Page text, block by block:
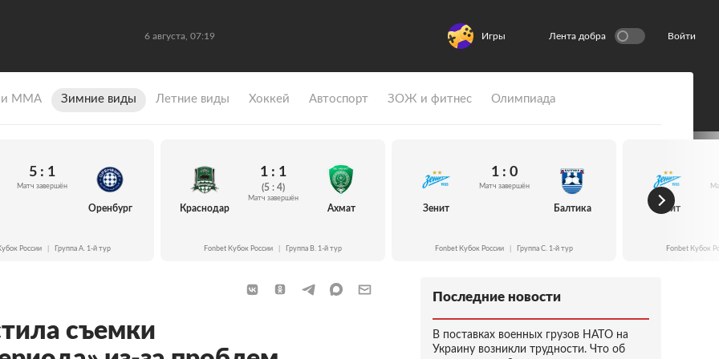
6 августа, 07:19 Игры Лента добра Войти
и ММА Зимние виды Летние виды Хоккей Автоспорт ЗОЖ и фитнес Олимпиада
5 : 1
Матч завершён
Оренбург
России Группа A. 1-й тур
Краснодар
1 : 1
(5 : 4)
Матч завершён
Ахмат
Fonbet Кубок России Группа B. 1-й тур
Зенит
1 : 0
Матч завершён
Балтика
Fonbet Кубок России Группа C. 1-й тур
Зенит
Fonbet Кубок
съемки
Последние новости
В поставках военных грузов НАТО на
Украину возникли трудности. Что об